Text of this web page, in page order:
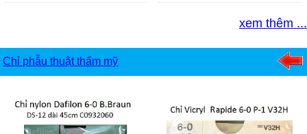
xem thêm ...
Chỉ phẫu thuật thẩm mỹ